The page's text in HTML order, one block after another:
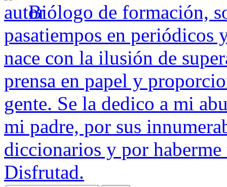
Biólogo de formación,
pasatiempos en periódicos
nace con la ilusión de
prensa en papel y
gente. Se la dedico a mi
mi padre, por sus
diccionarios y por
Disfrutad.